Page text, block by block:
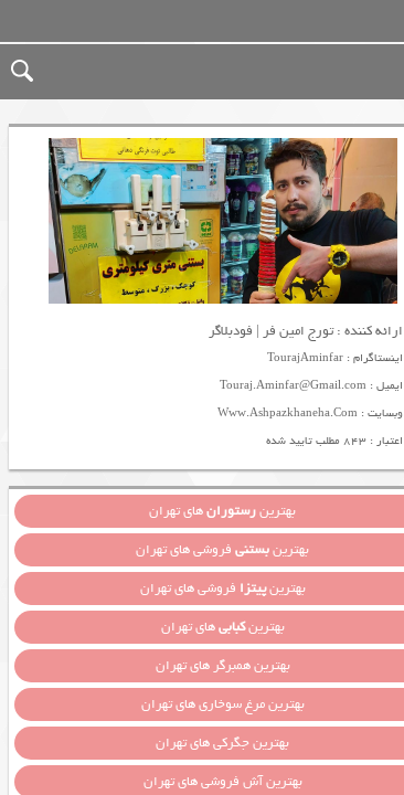
ارائه کننده : تورج امین فر | فودبلاگر
اینستاگرام : TourajAminfar
ایمیل : Touraj.Aminfar@Gmail.com
وبسایت : Www.Ashpazkhaneha.Com
اعتبار : 843 مطلب تایید شده
بهترینرستورانهای تهران
بهترینبستنیفروشی های تهران
بهترینپیتزا فروشی های تهران
بهترینکبابیهای تهران
بهترین همبرگر های تهران
بهترین مرغ سوخاری های تهران
بهترین جگرکی های تهران
بهترین آش فروشی های تهران